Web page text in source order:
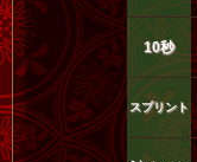
10秒
スプリント